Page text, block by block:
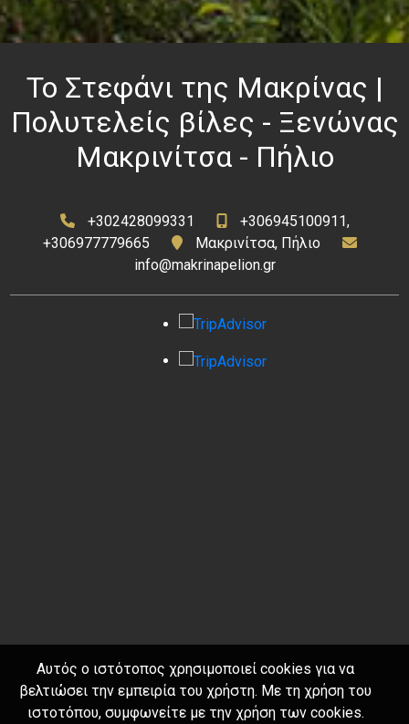
Το Στεφάνι της Μακρίνας |
Πολυτελείς βίλες - Ξενώνας
Μακρινίτσα - Πήλιο
+302428099331
+306945100911,
+306977779665
Μακρινίτσα, Πήλιο
info@makrinapelion.gr
Αυτός ο ιστότοπος χρησιμοποιεί cookies για να
βελτιώσει την εμπειρία του χρήστη. Με τη χρήση του
ιστοτόπου, συμφωνείτε με την χρήση των cookies.